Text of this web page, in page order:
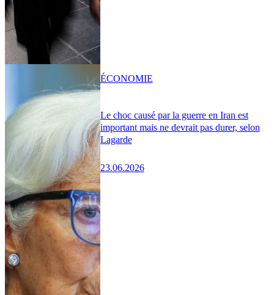
Le choc causé par la guerre en Iran est
important mais ne devrait pas durer, selon
Lagarde
23.06.2026
ÉCONOMIE